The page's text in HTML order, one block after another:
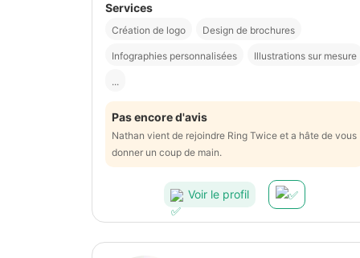
Services
Création de logo Design de brochures
Infographies personnalisées Illustrations sur mesure
...
Pas encore d'avis
Nathan vient de rejoindre Ring Twice et a hâte de vous
donner un coup de main.
Voir le profil